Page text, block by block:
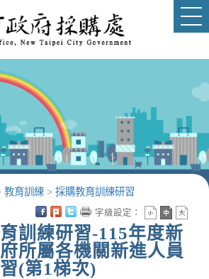
教育訓練 > 採購教育訓練研習
訓練研習-115年度新
所屬各機關新進人員
(第1梯次)
字級設定：